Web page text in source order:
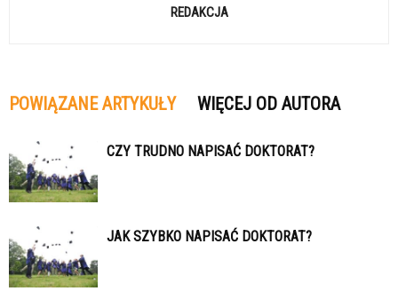
REDAKCJA
POWIĄZANE ARTYKUŁY WIĘCEJ OD AUTORA
CZY TRUDNO NAPISAĆ DOKTORAT?
JAK SZYBKO NAPISAĆ DOKTORAT?